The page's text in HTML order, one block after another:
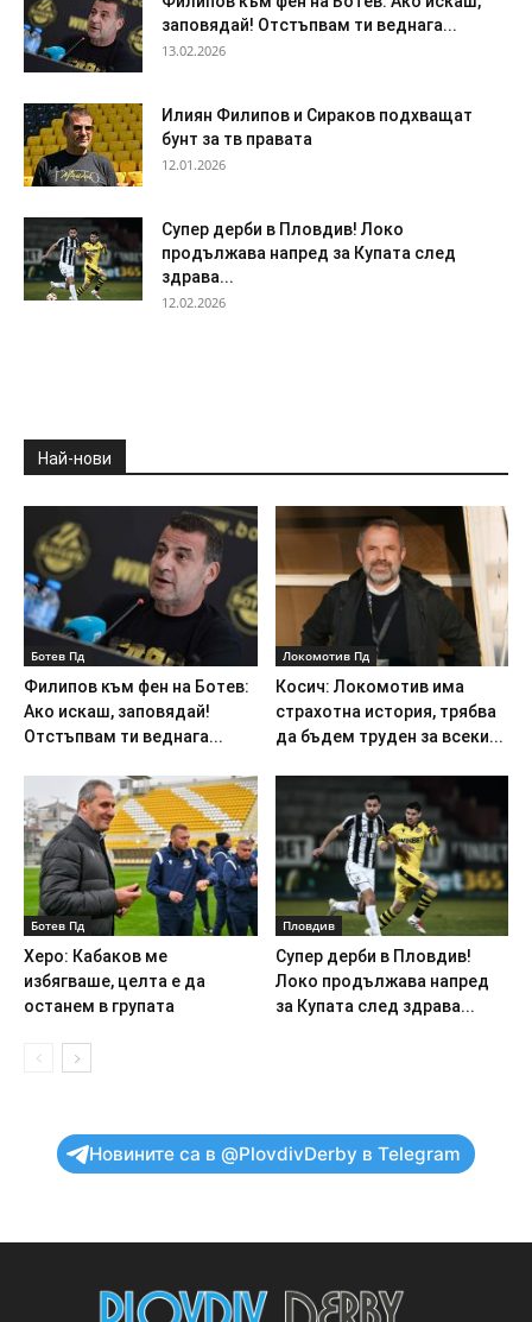
заповядай! Отстъпвам ти веднага...
13.02.2026
Илиян Филипов и Сираков подхващат
бунт за тв правата
12.01.2026
Супер дерби в Пловдив! Локо
продължава напред за Купата след
здрава...
12.02.2026
Най-нови
Ботев Пд
Филипов към фен на Ботев:
Ако искаш, заповядай!
Отстъпвам ти веднага...
Локомотив Пд
Косич: Локомотив има
страхотна история, трябва
да бъдем труден за всеки...
Ботев Пд
Херо: Кабаков ме
избягваше, целта е да
останем в групата
Пловдив
Супер дерби в Пловдив!
Локо продължава напред
за Купата след здрава...
Новините са в @PlovdivDerby в Telegram